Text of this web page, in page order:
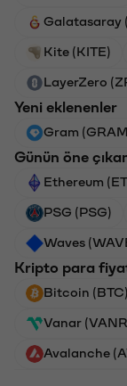
Galatasaray
Kite (KITE)
LayerZero
Yeni eklenenler
Gram
Günün öne
Ethereum
PSG (PSG)
Waves
Kripto para
Bitcoin (BTC)
Vanar
Avalanche